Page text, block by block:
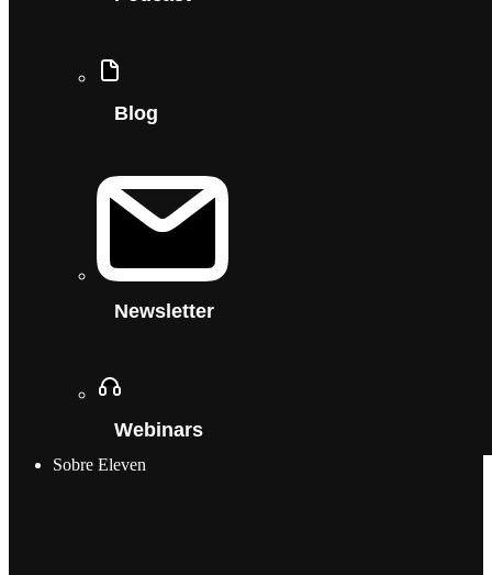
Blog
Newsletter
Webinars
Sobre Eleven